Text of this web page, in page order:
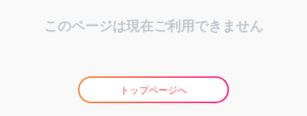
このページは現在ご利用できません